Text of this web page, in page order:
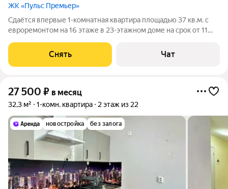
ЖК «Пульс Премьер»
Сдаётся впервые 1-комнатная квартира площадью 37 кв.м. с
евроремонтом на 16 этаже в 23-этажном доме на срок от 11
Стиральная машина Холодильник Посудомоечная машина
Пылесос Дом - монолитный, окна
Снять Чат
27 500 ₽ в месяц
32,3 м² 1-комн. квартира 2 этаж из 22
новостройка без залога